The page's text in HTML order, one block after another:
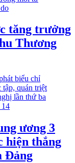
tăng trưởng
Thương
ương 3
hiện thắng
Đảng